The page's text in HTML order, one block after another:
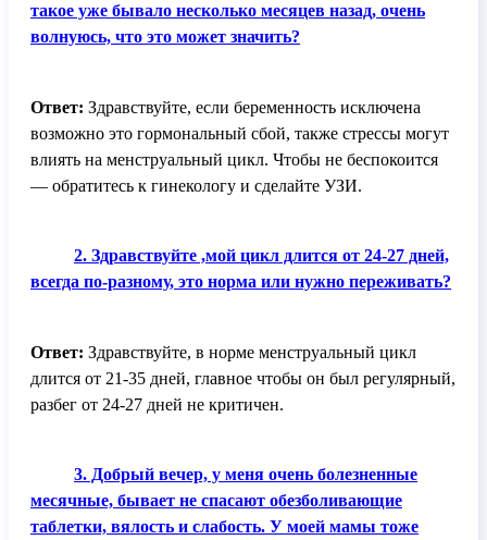
такое уже бывало несколько месяцев назад, очень
волнуюсь, что это может значить?
Ответ: Здравствуйте, если беременность исключена
возможно это гормональный сбой, также стрессы могут
влиять на менструальный цикл. Чтобы не беспокоится
— обратитесь к гинекологу и сделайте УЗИ.
2. Здравствуйте ,мой цикл длится от 24-27 дней,
всегда по-разному, это норма или нужно переживать?
Ответ: Здравствуйте, в норме менструальный цикл
длится от 21-35 дней, главное чтобы он был регулярный,
разбег от 24-27 дней не критичен.
3. Добрый вечер, у меня очень болезненные
месячные, бывает не спасают обезболивающие
таблетки, вялость и слабость. У моей мамы тоже